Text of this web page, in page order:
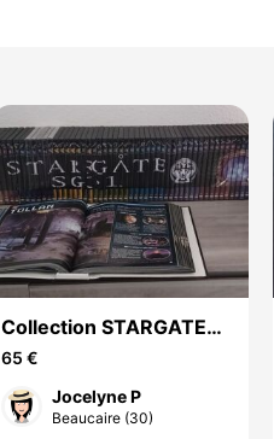
Collection STARGATE
SG.1
65 €
Jocelyne P
Beaucaire (30)